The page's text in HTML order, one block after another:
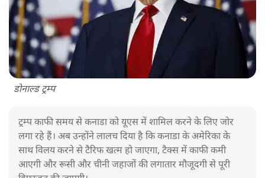
डोनाल्ड ट्रम्प
ट्रम्प काफी समय से कनाडा को यूएस में शामिल करने के लिए जोर
लगा रहे हैं। अब उन्होंने लालच दिया है कि कनाडा के अमेरिका के
साथ विलय करने से टैरिफ खत्म हो जाएगा, टैक्स में काफी कमी
आएगी और रूसी और चीनी जहाजों की लगातार मौजूदगी से पूरी